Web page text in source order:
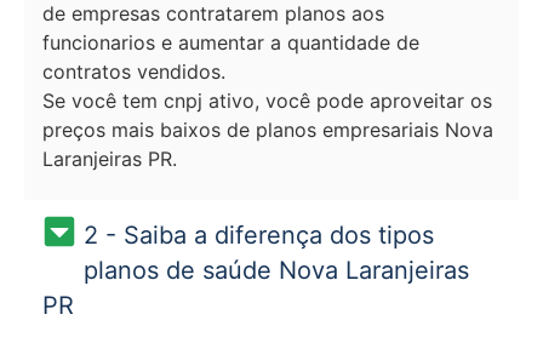
de empresas contratarem planos aos
funcionarios e aumentar a quantidade de
contratos vendidos.
Se você tem cnpj ativo, você pode aproveitar os
preços mais baixos de planos empresariais Nova
Laranjeiras PR.
2 - Saiba a diferença dos tipos
planos de saúde Nova Laranjeiras
PR